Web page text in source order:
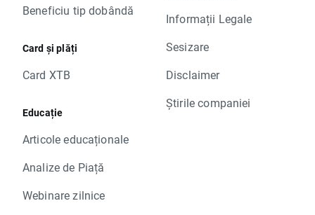
Beneficiu tip dobândă
Card și plăți
Card XTB
Educație
Articole educaționale
Analize de Piață
Webinare zilnice
Informații Legale
Sesizare
Disclaimer
Știrile companiei